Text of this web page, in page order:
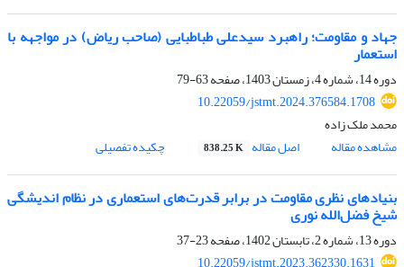
جهاد و مقاومت؛ راهبرد سیدعلی طباطبایی (صاحب ریاض) در مواجهه با
استعمار
دوره 14، شماره 4، زمستان 1403، صفحه
63-79
10.22059/jstmt.2024.376584.1708
محمد ملک زاده
مشاهده مقاله
اصل مقاله 838.25 K چکیده تفصیلی
بنیادهای نظری مقاومت در برابر قدرت‌های استعماری در نظام اندیشگی
شیخ فضل‌الله نوری
دوره 13، شماره 2، تابستان 1402، صفحه
23-37